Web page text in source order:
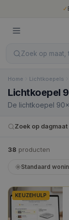
✓
Zoek op
Home Lichtkoepels
Lichtkoepel
De lichtkoepel
dan de 80×80 cm
spantafstanden
Zoek op dagmaat
38 producten
Standaard
KEUZEHULP